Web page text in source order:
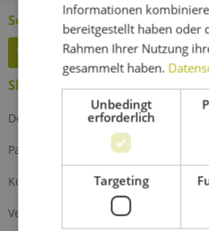
Service Hotline
Widerruf erklären
Shop Service
Defektes Produkt
Partnerprogramm
Kontakt
Versand und Zahlung
Informationen
bereitgestellt haben oder
Rahmen Ihrer Nutzung
gesammelt haben.
Unbedingt
erforderlich
Targeting